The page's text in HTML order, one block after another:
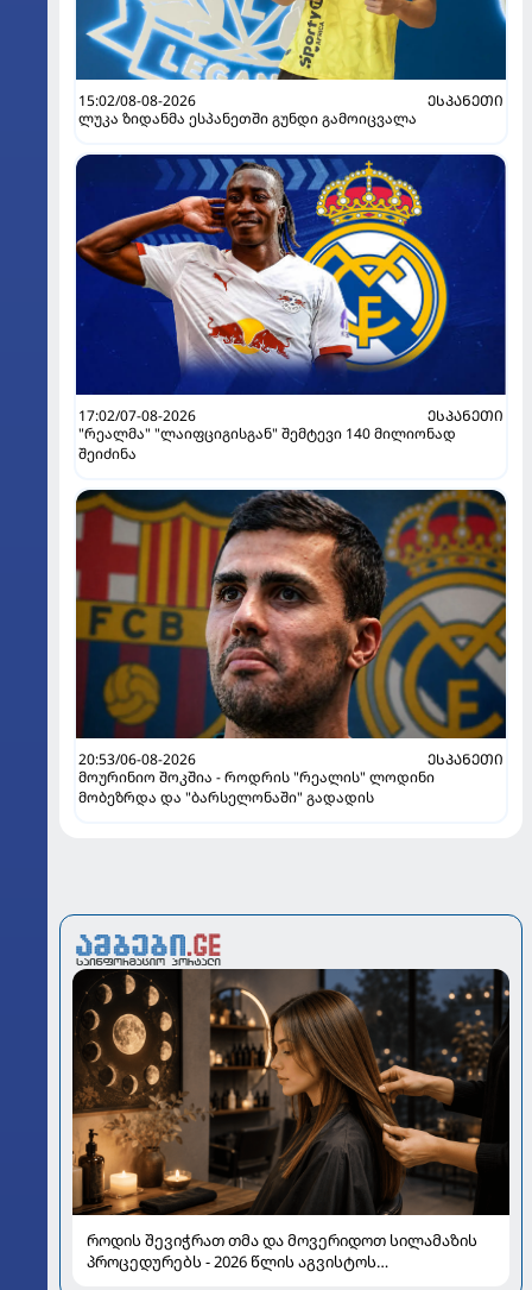
15:02/08-08-2026
ᲔᲡᲞᲐᲜᲔᲗᲘ
ლუკა ზიდანმა ესპანეთში გუნდი გამოიცვალა
17:02/07-08-2026
ᲔᲡᲞᲐᲜᲔᲗᲘ
"რეალმა" "ლაიფციგისგან" შემტევი 140 მილიონად
შეიძინა
20:53/06-08-2026
ᲔᲡᲞᲐᲜᲔᲗᲘ
მოურინიო შოკშია - როდრის "რეალის" ლოდინი
მობეზრდა და "ბარსელონაში" გადადის
როდის შევიჭრათ თმა და მოვერიდოთ სილამაზის
პროცედურებს - 2026 წლის აგვისტოს